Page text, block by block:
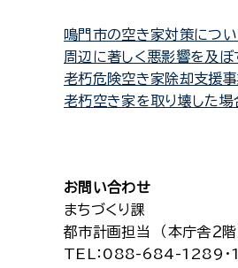
鳴門市の空き家対策につい
周辺に著しく悪影響を及ぼ
老朽危険空き家除却支援
老朽空き家を取り壊した
お問い合わせ
まちづくり課
都市計画担当 （本庁舎２階
TEL
：088-684-1289・